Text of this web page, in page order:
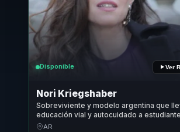
Disponible Ver
Nori Kriegshaber
Sobreviviente y modelo argentina que
educación vial y autocuidado a
equipos y comunidades para fortalecer
AR